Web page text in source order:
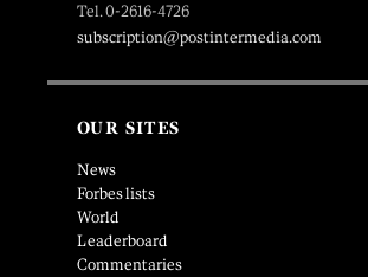
Tel. 0-2616-4726
subscription@postintermedia.com
OUR SITES
News
Forbes lists
World
Leaderboard
Commentaries